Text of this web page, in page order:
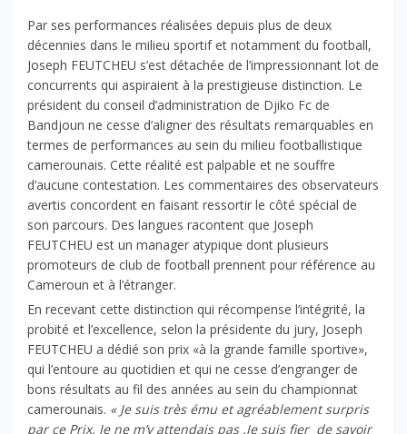
Par ses performances réalisées depuis plus de deux
décennies dans le milieu sportif et notamment du football,
Joseph FEUTCHEU s’est détachée de l’impressionnant lot de
concurrents qui aspiraient à la prestigieuse distinction. Le
président du conseil d’administration de Djiko Fc de
Bandjoun ne cesse d’aligner des résultats remarquables en
termes de performances au sein du milieu footballistique
camerounais. Cette réalité est palpable et ne souffre
d’aucune contestation. Les commentaires des observateurs
avertis concordent en faisant ressortir le côté spécial de
son parcours. Des langues racontent que Joseph
FEUTCHEU est un manager atypique dont plusieurs
promoteurs de club de football prennent pour référence au
Cameroun et à l’étranger.
En recevant cette distinction qui récompense l’intégrité, la
probité et l’excellence, selon la présidente du jury, Joseph
FEUTCHEU a dédié son prix «à la grande famille sportive»,
qui l’entoure au quotidien et qui ne cesse d’engranger de
bons résultats au fil des années au sein du championnat
camerounais. « Je suis très ému et agréablement surpris
par ce Prix. Je ne m’y attendais pas .Je suis fier de savoir